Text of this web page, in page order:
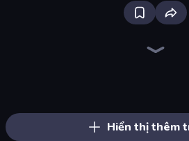
Hiển thị thêm